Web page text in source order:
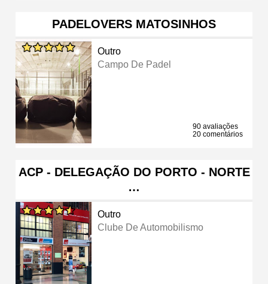
PADELOVERS MATOSINHOS
Outro
Campo De Padel
90 avaliações
20 comentários
ACP - DELEGAÇÃO DO PORTO - NORTE
…
Outro
Clube De Automobilismo